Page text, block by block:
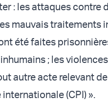
: les attaques contre
mauvais traitements
été faites
; les
autre acte relevant
(CPI) ».